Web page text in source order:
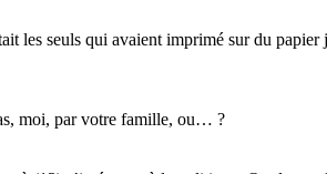
les seuls qui avaient imprimé sur du
moi, par votre famille, ou… ?